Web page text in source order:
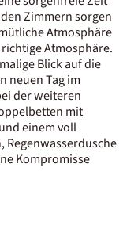
Zimmern sorgen
Atmosphäre
Atmosphäre.
Blick auf die
neuen Tag im
der weiteren
mit
einem voll
Regenwasserdusche
Kompromisse